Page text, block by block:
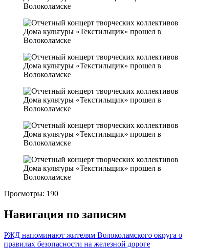
Просмотры: 190
Навигация по записям
РЖД напоминают жителям Волоколамского округа о
правилах безопасности на железной дороге